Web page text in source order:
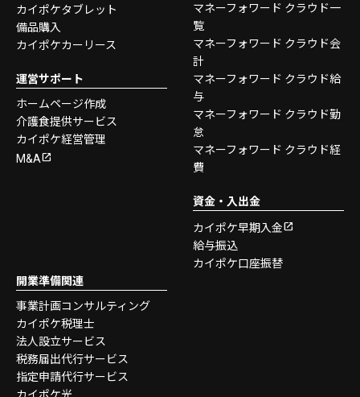
カイポケタブレット
備品購入
カイポケカーリース
運営サポート
ホームページ作成
介護食提供サービス
カイポケ経営管理
M&A
マネーフォワード クラウド一
覧
マネーフォワード クラウド会
計
マネーフォワード クラウド給
与
マネーフォワード クラウド勤
怠
マネーフォワード クラウド経
費
資金・入出金
カイポケ早期入金
給与振込
カイポケ口座振替
開業準備関連
事業計画コンサルティング
カイポケ税理士
法人設立サービス
税務届出代行サービス
指定申請代行サービス